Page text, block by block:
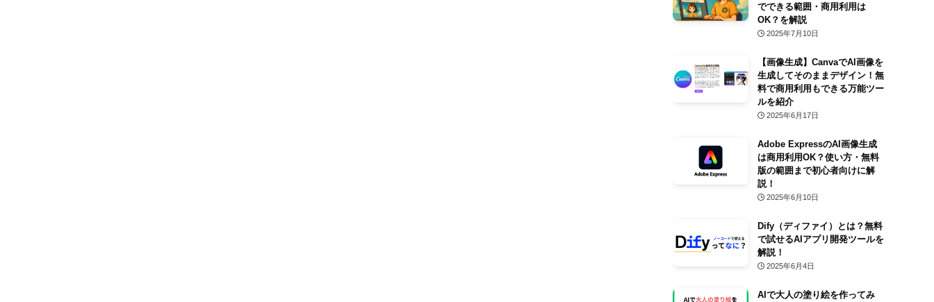
でできる範囲・商用利用は
OK？を解説
2025年7月10日
【画像生成】CanvaでAI画像を
生成してそのままデザイン！無
料で商用利用もできる万能ツー
ルを紹介
2025年6月17日
Adobe ExpressのAI画像生成
は商用利用OK？使い方・無料
版の範囲まで初心者向けに解
説！
2025年6月10日
Dify（ディファイ）とは？無料
で試せるAIアプリ開発ツールを
解説！
2025年6月4日
AIで大人の塗り絵を作ってみ